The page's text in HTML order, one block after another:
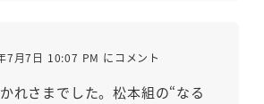
7月7日 10:07 PM にコメント
れさまでした。松本組の“なる